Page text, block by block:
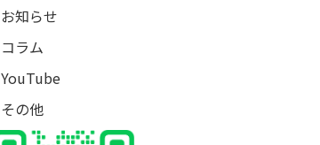
お知らせ
コラム
YouTube
その他